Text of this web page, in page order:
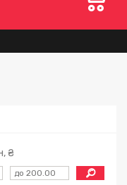
₴